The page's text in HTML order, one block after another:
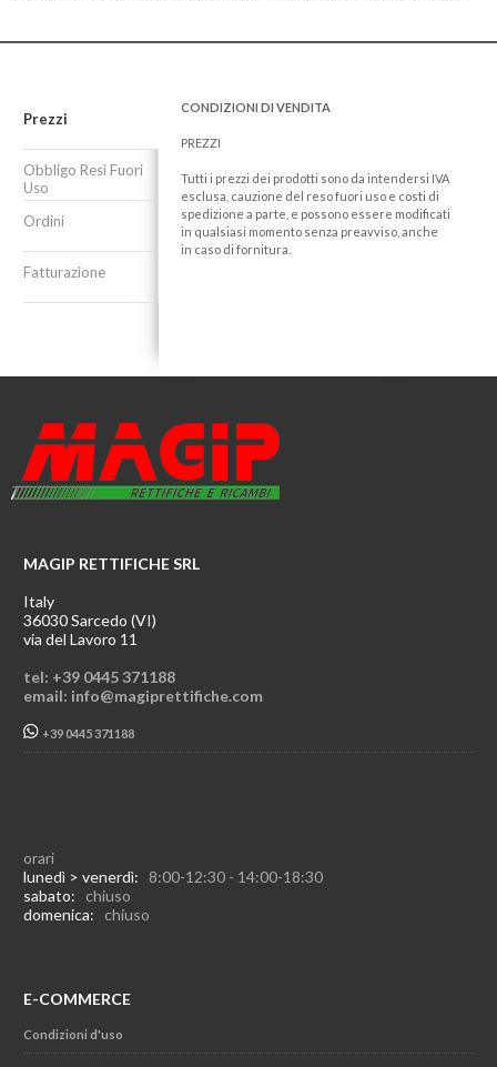
Prezzi
Obbligo Resi Fuori
Uso
Ordini
Fatturazione
CONDIZIONI DI VENDITA
PREZZI
Tutti i prezzi dei prodotti sono da intendersi IVA
esclusa, cauzione del reso fuori uso e costi di
spedizione a parte, e possono essere modificati
in qualsiasi momento senza preavviso, anche
in caso di fornitura.
MAGIP RETTIFICHE SRL
Italy
36030 Sarcedo (VI)
via del Lavoro 11
tel: +39 0445 371188
email: info@magiprettifiche.com
+39 0445 371188
orari
lunedì > venerdì: 8:00-12:30 - 14:00-18:30
sabato: chiuso
domenica: chiuso
E-COMMERCE
Condizioni d'uso